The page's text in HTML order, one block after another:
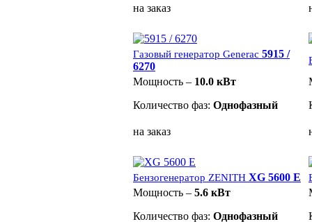
на заказ
Газовый генератор Generac 5915 /
6270
Мощность – 10.0 кВт
Количество фаз: Однофазный
на заказ
Бензогенератор ZENITH XG 5600 E
Мощность – 5.6 кВт
Количество фаз: Однофазный